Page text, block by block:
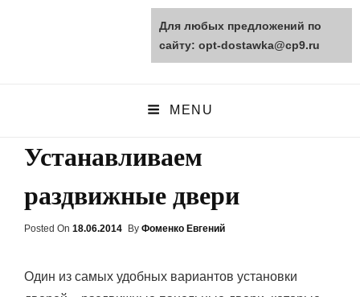
opt-dostawka.ru
MENU
Устанавливаем
раздвижные двери
Posted On Posted
18.06.2014 By Фоменко Евгений
Один из самых удобных вариантов установки
Для любых предложений по
сайту: opt-dostawka@cp9.ru